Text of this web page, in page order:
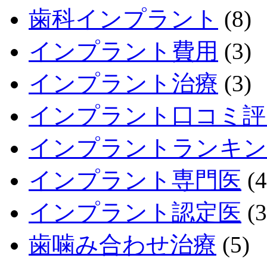
歯科インプラント (8)
インプラント費用 (3)
インプラント治療 (3)
インプラント口コミ
インプラントランキ
インプラント専門医
インプラント認定医
歯噛み合わせ治療 (5)